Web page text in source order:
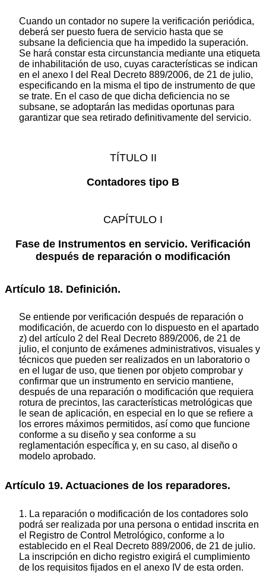
Cuando un contador no supere la verificación periódica,
deberá ser puesto fuera de servicio hasta que se
subsane la deficiencia que ha impedido la superación.
Se hará constar esta circunstancia mediante una etiqueta
de inhabilitación de uso, cuyas características se indican
en el anexo I del Real Decreto 889/2006, de 21 de julio,
especificando en la misma el tipo de instrumento de que
se trate. En el caso de que dicha deficiencia no se
subsane, se adoptarán las medidas oportunas para
garantizar que sea retirado definitivamente del servicio.
TÍTULO II
Contadores tipo B
CAPÍTULO I
Fase de Instrumentos en servicio. Verificación
después de reparación o modificación
Artículo 18. Definición.
Se entiende por verificación después de reparación o
modificación, de acuerdo con lo dispuesto en el apartado
z) del artículo 2 del Real Decreto 889/2006, de 21 de
julio, el conjunto de exámenes administrativos, visuales y
técnicos que pueden ser realizados en un laboratorio o
en el lugar de uso, que tienen por objeto comprobar y
confirmar que un instrumento en servicio mantiene,
después de una reparación o modificación que requiera
rotura de precintos, las características metrológicas que
le sean de aplicación, en especial en lo que se refiere a
los errores máximos permitidos, así como que funcione
conforme a su diseño y sea conforme a su
reglamentación específica y, en su caso, al diseño o
modelo aprobado.
Artículo 19. Actuaciones de los reparadores.
1. La reparación o modificación de los contadores solo
podrá ser realizada por una persona o entidad inscrita en
el Registro de Control Metrológico, conforme a lo
establecido en el Real Decreto 889/2006, de 21 de julio.
La inscripción en dicho registro exigirá el cumplimiento
de los requisitos fijados en el anexo IV de esta orden.